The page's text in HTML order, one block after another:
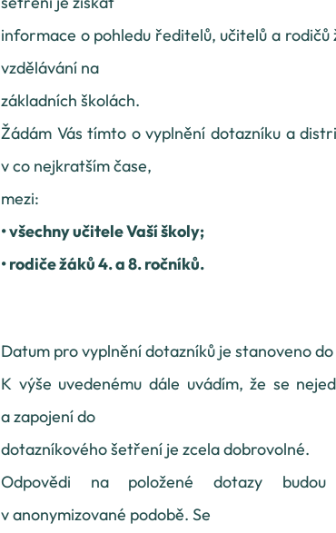
informace o pohledu ředitelů, učitelů a
vzdělávání na
základních školách.
Žádám Vás tímto o vyplnění dotazníku a
v co nejkratším čase,
mezi:
• všechny učitele Vaší školy;
• rodiče žáků 4. a 8. ročníků.
Datum pro vyplnění dotazníků je stanoveno
K výše uvedenému dále uvádím, že se
a zapojení do
dotazníkového šetření je zcela dobrovolné.
Odpovědi na položené dotazy budou
v anonymizované podobě. Se